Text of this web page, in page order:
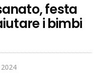
festa
i bimbi